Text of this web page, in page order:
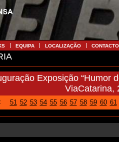
EQUIPA LOCALIZAÇÃO
Exposição “Humor
ViaCatarina,
51 52 53 54 55 56 57 58 59 60 61